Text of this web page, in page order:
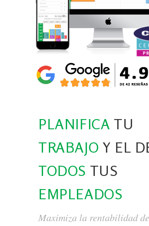
PLANIFICA TU
TRABAJO Y EL
TODOS TUS
EMPLEADOS
Maximiza la rentabilidad